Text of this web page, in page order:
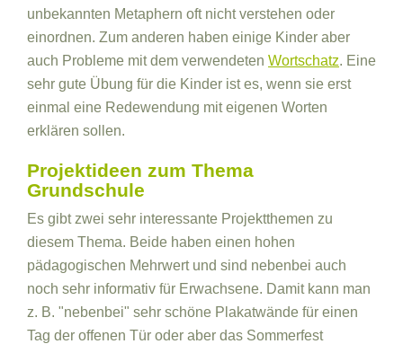
unbekannten Metaphern oft nicht verstehen oder
einordnen. Zum anderen haben einige Kinder aber
auch Probleme mit dem verwendeten Wortschatz. Eine
sehr gute Übung für die Kinder ist es, wenn sie erst
einmal eine Redewendung mit eigenen Worten
erklären sollen.
Projektideen zum Thema
Grundschule
Es gibt zwei sehr interessante Projektthemen zu
diesem Thema. Beide haben einen hohen
pädagogischen Mehrwert und sind nebenbei auch
noch sehr informativ für Erwachsene. Damit kann man
z. B. "nebenbei" sehr schöne Plakatwände für einen
Tag der offenen Tür oder aber das Sommerfest